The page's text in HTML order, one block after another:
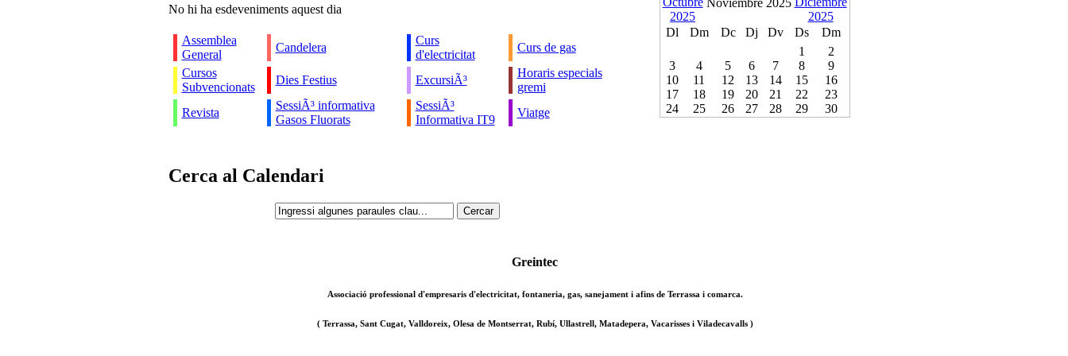
No hi ha esdeveniments aquest dia
Assemblea
General
Candelera
Curs
d'electricitat
Curs de gas
Cursos
Subvencionats
Dies Festius ExcursiÃ³
Horaris especials
gremi
Revista
SessiÃ³ informativa
Gasos Fluorats
SessiÃ³
Informativa IT9
Viatge
Cerca al Calendari
Noviembre 2025
Dl Dm Dc Dj Dv Ds
Dm
1
2
3
4 5 6 7 8
9
10
11 12 13 14 15
16
17
18 19 20 21 22
23
24
25 26 27 28 29 30
Greintec
Associació professional d'empresaris d'electricitat, fontaneria, gas, sanejament i afins de Terrassa i comarca.
( Terrassa, Sant Cugat, Valldoreix, Olesa de Montserrat, Rubí, Ullastrell, Matadepera, Vacarisses i Viladecavalls )